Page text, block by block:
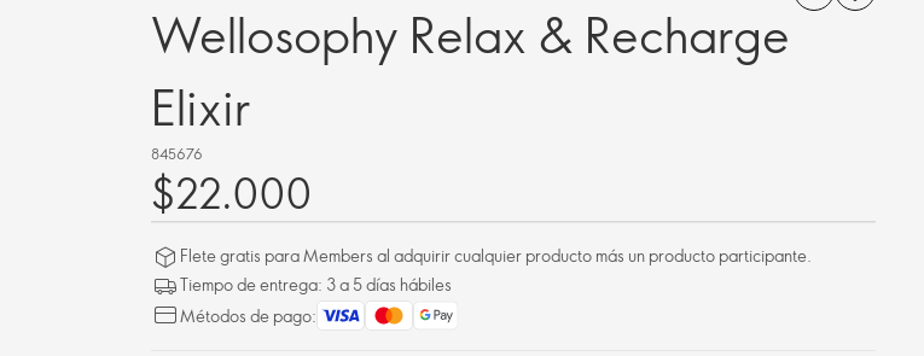
Wellosophy Relax & Recharge
Elixir
845676
$22.000
Flete gratis para Members al adquirir cualquier producto más un producto participante.
Tiempo de entrega: 3 a 5 días hábiles
Métodos de pago: